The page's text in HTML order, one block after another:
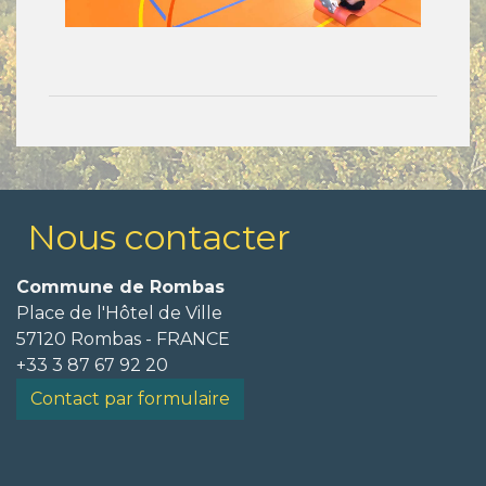
Nous contacter
Commune de Rombas
Place de l'Hôtel de Ville
57120 Rombas - FRANCE
+33 3 87 67 92 20
Contact par formulaire